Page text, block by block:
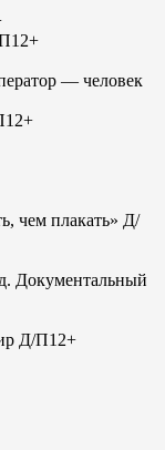
12+
— человек
12+
чем плакать» Д/
Документальный
Д/П12+